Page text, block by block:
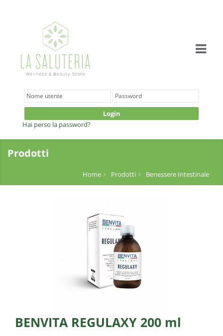
Login
Hai perso la password?
Prodotti
Home Prodotti Benessere Intestinale
BENVITA REGULAXY 200 ml